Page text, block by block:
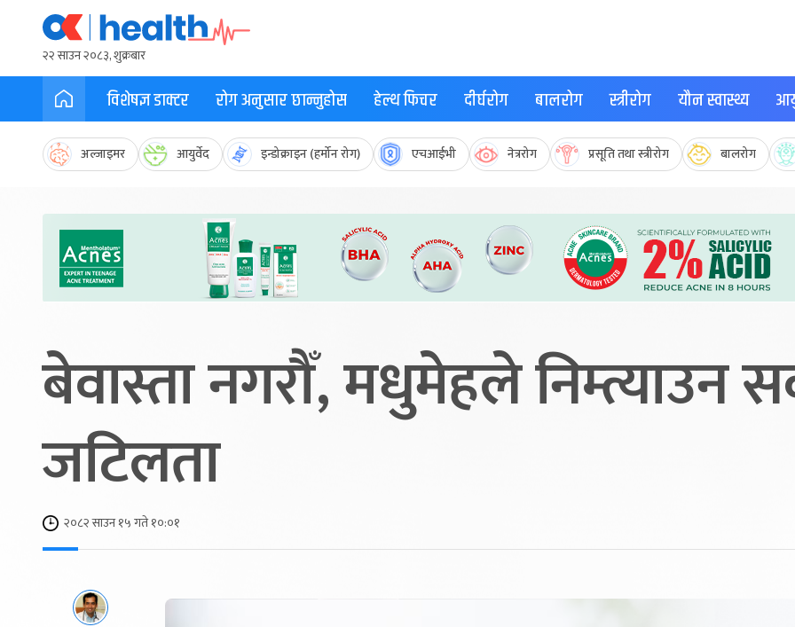
२२ साउन २०८३, शुक्रबार
विशेषज्ञ डाक्टर रोग अनुसार छान्नुहोस हेल्थ फिचर दीर्घरोग बालरोग स्त्रीरोग यौन स्वास्थ्य
अल्जाइमर आयुर्वेद इन्डोक्राइन (हर्मोन रोग) एचआईभी नेत्ररोग प्रसूति तथा स्त्रीरोग बालरोग
बेवास्ता नगरौँ, मधुमेहले निम्त्याउन
जटिलता
२०८२ साउन १५ गते १०:०१